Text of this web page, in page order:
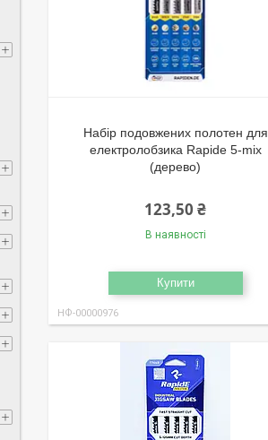
Набір подовжених полотен для
електролобзика Rapide 5-mix
(дерево)
123,50 ₴
В наявності
Купити
НФ-00000976